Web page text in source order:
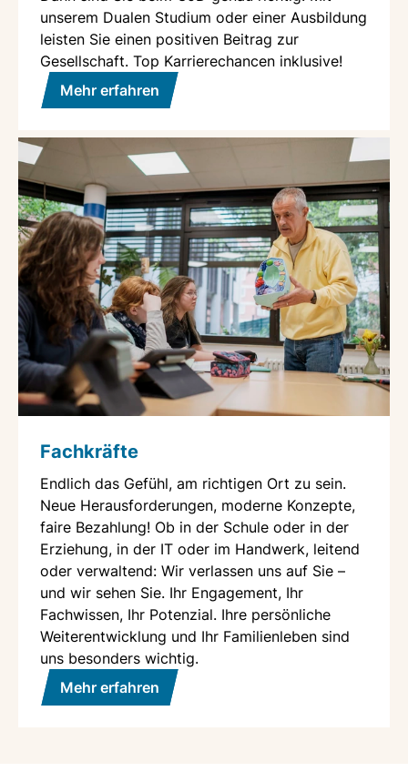
unserem Dualen Studium oder einer Ausbildung
leisten Sie einen positiven Beitrag zur
Gesellschaft. Top Karrierechancen inklusive!
Mehr erfahren
Fachkräfte
Endlich das Gefühl, am richtigen Ort zu sein.
Neue Herausforderungen, moderne Konzepte,
faire Bezahlung! Ob in der Schule oder in der
Erziehung, in der IT oder im Handwerk, leitend
oder verwaltend: Wir verlassen uns auf Sie –
und wir sehen Sie. Ihr Engagement, Ihr
Fachwissen, Ihr Potenzial. Ihre persönliche
Weiterentwicklung und Ihr Familienleben sind
uns besonders wichtig.
Mehr erfahren